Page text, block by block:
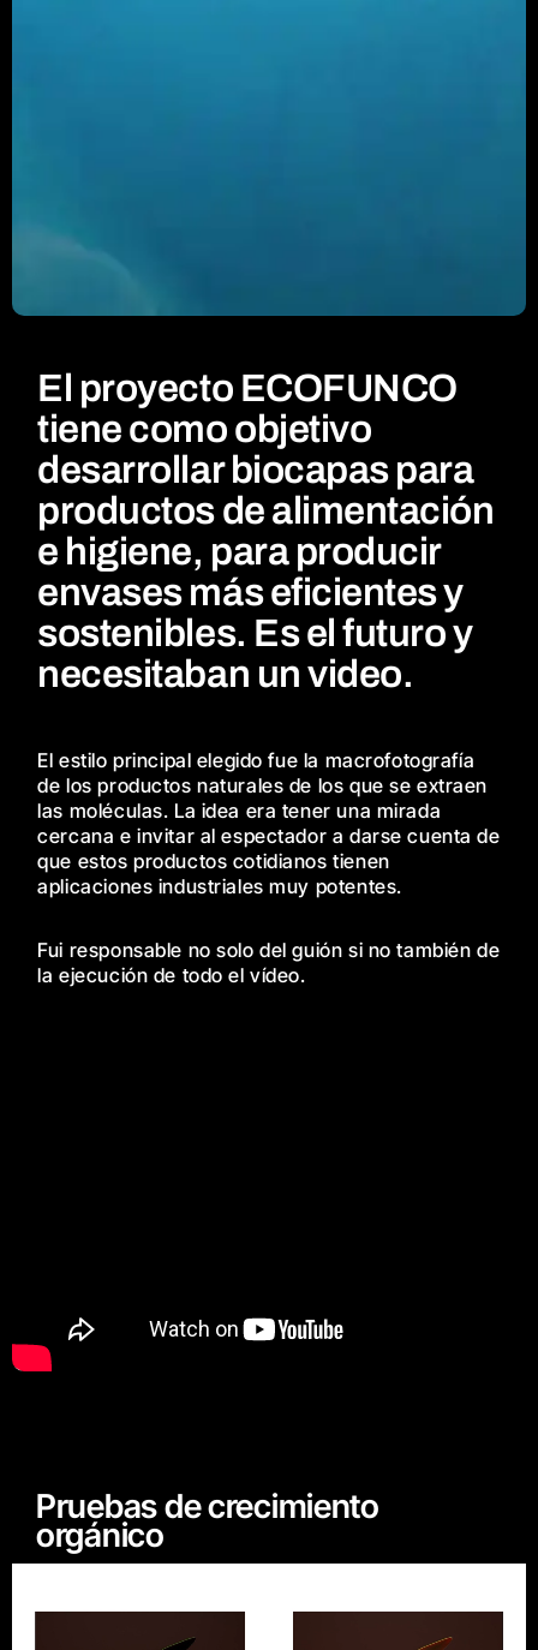
El proyecto ECOFUNCO
tiene como objetivo
desarrollar biocapas para
productos de alimentación
e higiene, para producir
envases más eficientes y
sostenibles. Es el futuro y
necesitaban un video.
El estilo principal elegido fue la macrofotografía
de los productos naturales de los que se extraen
las moléculas. La idea era tener una mirada
cercana e invitar al espectador a darse cuenta de
que estos productos cotidianos tienen
aplicaciones industriales muy potentes.
Fui responsable no solo del guión si no también de
la ejecución de todo el vídeo.
Pruebas de crecimiento
orgánico